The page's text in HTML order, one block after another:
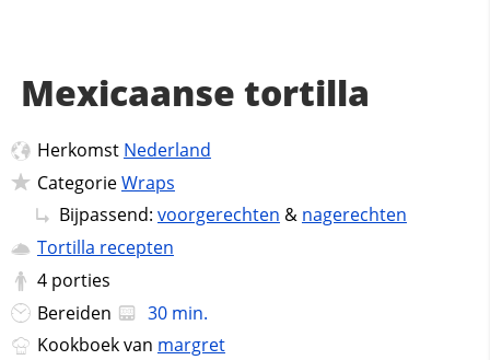
Mexicaanse tortilla
Herkomst Nederland
CategorieWraps
Bijpassend: voorgerechten & nagerechten
Tortilla recepten
4 porties
Bereiden
30 min.
Kookboek van margret